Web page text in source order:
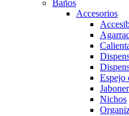
Baños
Accesorios
Espejo
Nichos